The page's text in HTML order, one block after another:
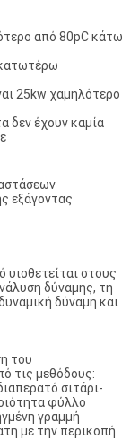
από 80pC κάτω
25kw χαμηλότερο
δεν έχουν καμία
εξάγοντας
υιοθετείται στους
δύναμης, τη
δύναμη και
του
τις μεθόδους:
σιτάρι-
φύλλο
γραμμή
με την περικοπή